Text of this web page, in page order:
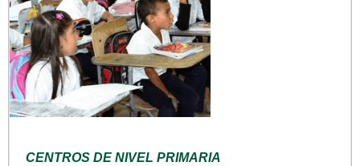
CENTROS DE NIVEL PRIMARIA